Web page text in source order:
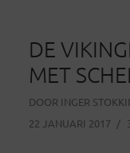
DE
MET
DOOR INGER
22 JANUARI 2017